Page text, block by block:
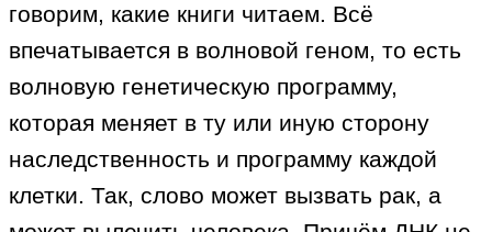
говорим, какие книги читаем. Всё
впечатывается в волновой геном, то есть
волновую генетическую программу,
которая меняет в ту или иную сторону
наследственность и программу каждой
клетки. Так, слово может вызвать рак, а